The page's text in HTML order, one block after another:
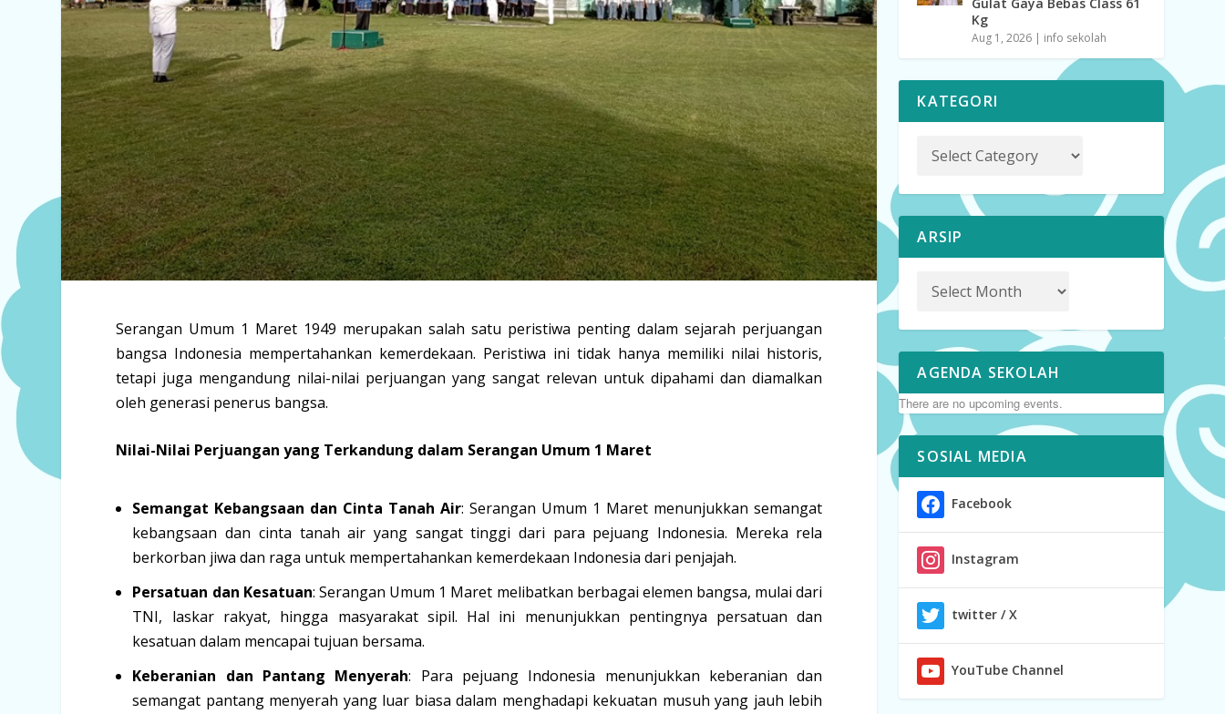
Serangan Umum 1 Maret 1949 merupakan salah satu peristiwa penting dalam sejarah perjuangan
bangsa Indonesia mempertahankan kemerdekaan. Peristiwa ini tidak hanya memiliki nilai historis,
tetapi juga mengandung nilai-nilai perjuangan yang sangat relevan untuk dipahami dan diamalkan
oleh generasi penerus bangsa.
Nilai-Nilai Perjuangan yang Terkandung dalam Serangan Umum 1 Maret
Semangat Kebangsaan dan Cinta Tanah Air: Serangan Umum 1 Maret menunjukkan semangat
kebangsaan dan cinta tanah air yang sangat tinggi dari para pejuang Indonesia. Mereka rela
berkorban jiwa dan raga untuk mempertahankan kemerdekaan Indonesia dari penjajah.
Persatuan dan Kesatuan: Serangan Umum 1 Maret melibatkan berbagai elemen bangsa, mulai dari
TNI, laskar rakyat, hingga masyarakat sipil. Hal ini menunjukkan pentingnya persatuan dan
kesatuan dalam mencapai tujuan bersama.
Keberanian dan Pantang Menyerah: Para pejuang Indonesia menunjukkan keberanian dan
semangat pantang menyerah yang luar biasa dalam menghadapi kekuatan musuh yang jauh lebih
Kg
Aug 1, 2026 | info sekolah
KATEGORI
ARSIP
AGENDA SEKOLAH
There are no upcoming events.
SOSIAL MEDIA
Facebook
Instagram
twitter / X
YouTube Channel